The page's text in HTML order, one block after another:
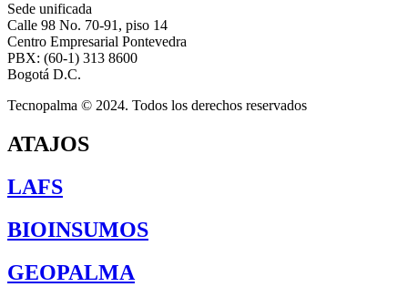
Sede unificada
Calle 98 No. 70-91, piso 14
Centro Empresarial Pontevedra
PBX: (60-1) 313 8600
Bogotá D.C.
Tecnopalma © 2024. Todos los derechos reservados
ATAJOS
LAFS
BIOINSUMOS
GEOPALMA